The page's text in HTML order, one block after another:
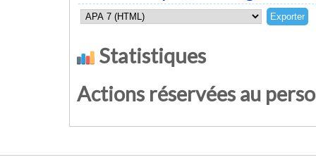
Statistiques
Actions réservées au